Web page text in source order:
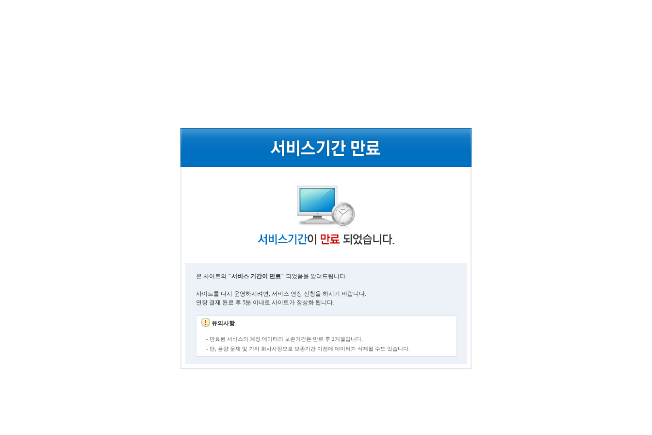
본 사이트의 "서비스 기간이 만료" 되었음을 알려드립니다.
사이트를 다시 운영하시려면, 서비스 연장 신청을 하시기 바랍니다.
연장 결제 완료 후 5분 이내로 사이트가 정상화 됩니다.
유의사항
- 만료된 서비스의 계정 데이터의 보존기간은 만료 후 2개월입니다.
- 단, 용량 문제 및 기타 회사사정으로 보존기간 이전에 데이터가 삭제될 수도 있습니다.